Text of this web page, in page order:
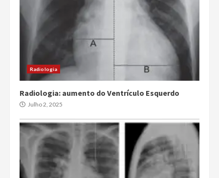
Radiologia
Radiologia: aumento do Ventrículo Esquerdo
Julho 2, 2025